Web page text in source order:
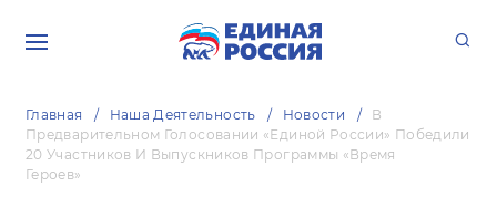
Главная Наша Деятельность Новости
В
Предварительном Голосовании «Единой России» Победили
20 Участников И Выпускников Программы «Время
Героев»